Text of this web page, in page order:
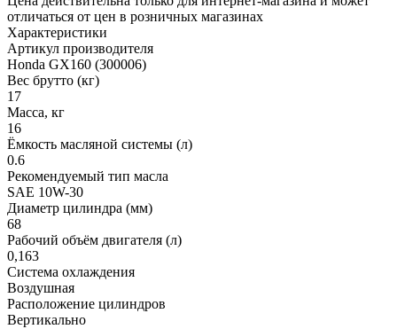
отличаться от цен в розничных магазинах
Характеристики
Артикул производителя
Honda GX160 (300006)
Вес брутто (кг)
17
Масса, кг
16
Ёмкость масляной системы (л)
0.6
Рекомендуемый тип масла
SAE 10W-30
Диаметр цилиндра (мм)
68
Рабочий объём двигателя (л)
0,163
Система охлаждения
Воздушная
Расположение цилиндров
Вертикально